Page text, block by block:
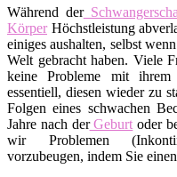
Während der
KörperHöchstleistung
einiges aushalten, selbst
Welt gebracht haben. Viele
keine Probleme mit
essentiell, diesen wieder zu
Folgen eines schwachen
Jahre nach derGeburt oder
wir Problemen
vorzubeugen, indem Sie